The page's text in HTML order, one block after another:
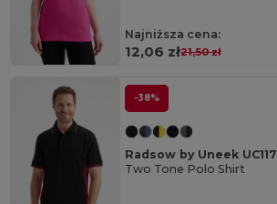
Najniższa cena:
12,06 zł21,50 zł
-38%
Radsow by Uneek UC117
Two Tone Polo Shirt